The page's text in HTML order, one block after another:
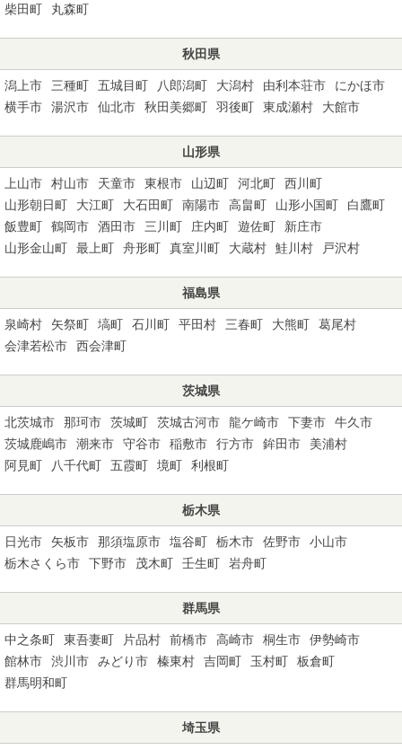
柴田町
丸森町
秋田県
潟上市 三種町 五城目町 八郎潟町 大潟村 由利本荘市
にかほ市
横手市
湯沢市 仙北市 秋田美郷町 羽後町 東成瀬村 大館市
山形県
上山市 村山市 天童市 東根市 山辺町 河北町
西川町
山形朝日町
大江町 大石田町 南陽市 高畠町 山形小国町
白鷹町
飯豊町
鶴岡市 酒田市 三川町 庄内町 遊佐町
新庄市
山形金山町
最上町 舟形町 真室川町 大蔵村 鮭川村 戸沢村
福島県
泉崎村 矢祭町 塙町 石川町 平田村 三春町 大熊町
葛尾村
会津若松市
西会津町
茨城県
北茨城市 那珂市 茨城町 茨城古河市 龍ケ崎市 下妻市
牛久市
茨城鹿嶋市
潮来市 守谷市 稲敷市 行方市 鉾田市
美浦村
阿見町
八千代町 五霞町 境町 利根町
栃木県
日光市 矢板市 那須塩原市 塩谷町 栃木市 佐野市
小山市
栃木さくら市
下野市 茂木町 壬生町 岩舟町
群馬県
中之条町 東吾妻町 片品村 前橋市 高崎市 桐生市
伊勢崎市
館林市
渋川市 みどり市 榛東村 吉岡町 玉村町
板倉町
群馬明和町
埼玉県